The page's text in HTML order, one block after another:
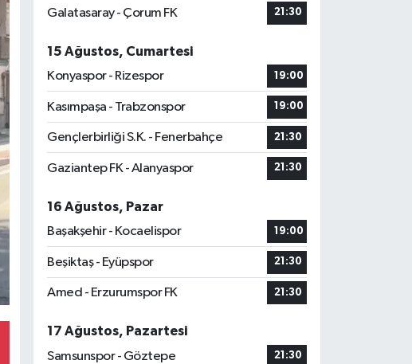
Galatasaray - Çorum FK
21:30
15 Ağustos, Cumartesi
Konyaspor - Rizespor
19:00
Kasımpaşa - Trabzonspor 19:00
Gençlerbirliği S.K. - Fenerbahçe 21:30
Gaziantep FK - Alanyaspor 21:30
16 Ağustos, Pazar
Başakşehir - Kocaelispor
19:00
Beşiktaş - Eyüpspor 21:30
Amed - Erzurumspor FK 21:30
17 Ağustos, Pazartesi
Samsunspor - Göztepe
21:30